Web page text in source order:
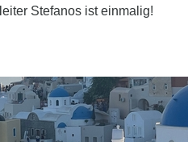
Stefanos ist einmalig!